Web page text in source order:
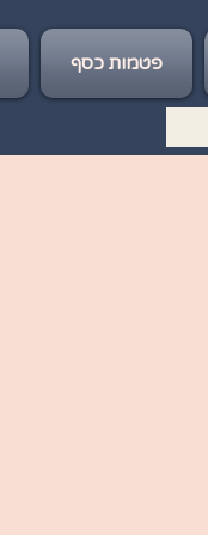
פטמות כסף